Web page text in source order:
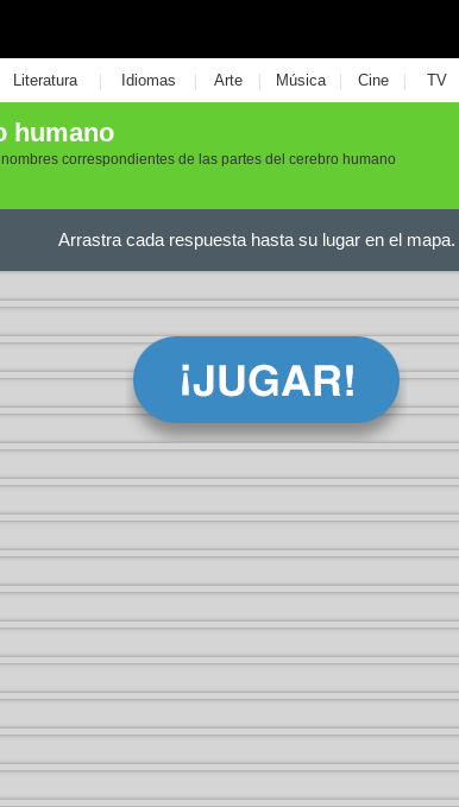
Literatura | Idiomas | Arte | Música | Cine | TV
humano
correspondientes de las partes del cerebro humano
Arrastra cada respuesta hasta su lugar en el mapa.